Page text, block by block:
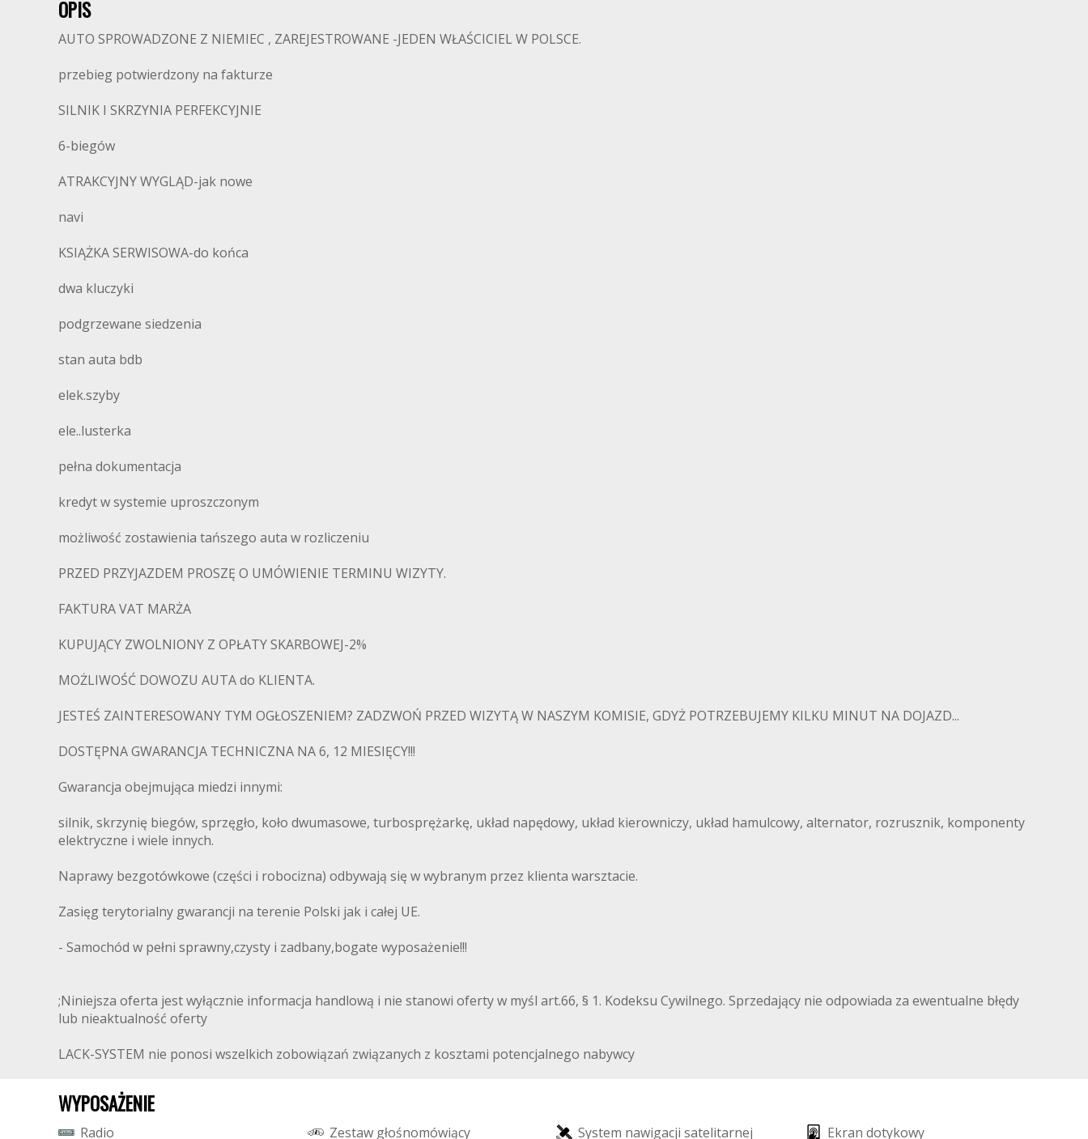
OPIS
AUTO SPROWADZONE Z NIEMIEC , ZAREJESTROWANE -JEDEN WŁAŚCICIEL W POLSCE.
przebieg potwierdzony na fakturze
SILNIK I SKRZYNIA PERFEKCYJNIE
6-biegów
ATRAKCYJNY WYGLĄD-jak nowe
navi
KSIĄŻKA SERWISOWA-do końca
dwa kluczyki
podgrzewane siedzenia
stan auta bdb
elek.szyby
ele..lusterka
pełna dokumentacja
kredyt w systemie uproszczonym
możliwość zostawienia tańszego auta w rozliczeniu
PRZED PRZYJAZDEM PROSZĘ O UMÓWIENIE TERMINU WIZYTY.
FAKTURA VAT MARŻA
KUPUJĄCY ZWOLNIONY Z OPŁATY SKARBOWEJ-2%
MOŻLIWOŚĆ DOWOZU AUTA do KLIENTA.
JESTEŚ ZAINTERESOWANY TYM OGŁOSZENIEM? ZADZWOŃ PRZED WIZYTĄ W NASZYM KOMISIE, GDYŻ POTRZEBUJEMY KILKU MINUT NA DOJAZD...
DOSTĘPNA GWARANCJA TECHNICZNA NA 6, 12 MIESIĘCY!!!
Gwarancja obejmująca miedzi innymi:
silnik, skrzynię biegów, sprzęgło, koło dwumasowe, turbosprężarkę, układ napędowy, układ kierowniczy, układ hamulcowy, alternator, rozrusznik, komponenty
elektryczne i wiele innych.
Naprawy bezgotówkowe (części i robocizna) odbywają się w wybranym przez klienta warsztacie.
Zasięg terytorialny gwarancji na terenie Polski jak i całej UE.
- Samochód w pełni sprawny,czysty i zadbany,bogate wyposażenie!!!
;Niniejsza oferta jest wyłącznie informacja handlową i nie stanowi oferty w myśl art.66, § 1. Kodeksu Cywilnego. Sprzedający nie odpowiada za ewentualne błędy
lub nieaktualność oferty
LACK-SYSTEM nie ponosi wszelkich zobowiązań związanych z kosztami potencjalnego nabywcy
WYPOSAŻENIE
Radio Zestaw głośnomówiący System nawigacji satelitarnej Ekran dotykowy